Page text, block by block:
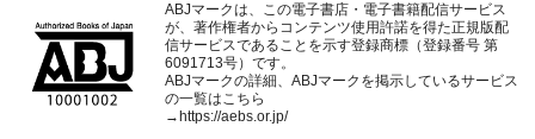
ABJマークは、この電子書店・電子書籍配信サービス
が、著作権者からコンテンツ使用許諾を得た正規版配
信サービスであることを示す登録商標（登録番号 第
6091713号）です。
ABJマークの詳細、ABJマークを掲示しているサービス
の一覧はこちら
→ https://aebs.or.jp/